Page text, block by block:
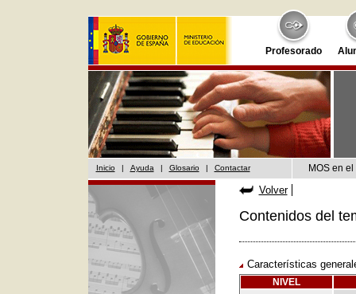
Profesorado
Inicio | Ayuda | Glosario | Contactar MOS en
Volver
Contenidos del
Características
NIVEL